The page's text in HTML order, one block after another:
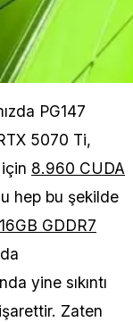
PG147
5070 Ti,
8.960 CUDA
hep bu şekilde
16GB GDDR7
yine sıkıntı
Zaten